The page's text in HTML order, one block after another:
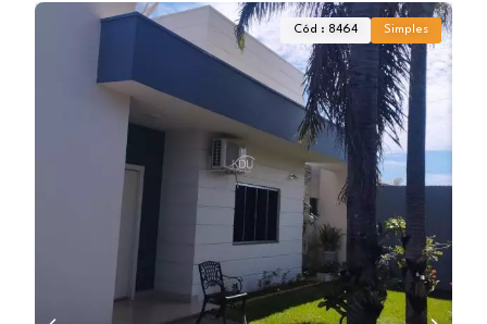
Cód : 8464 Simples